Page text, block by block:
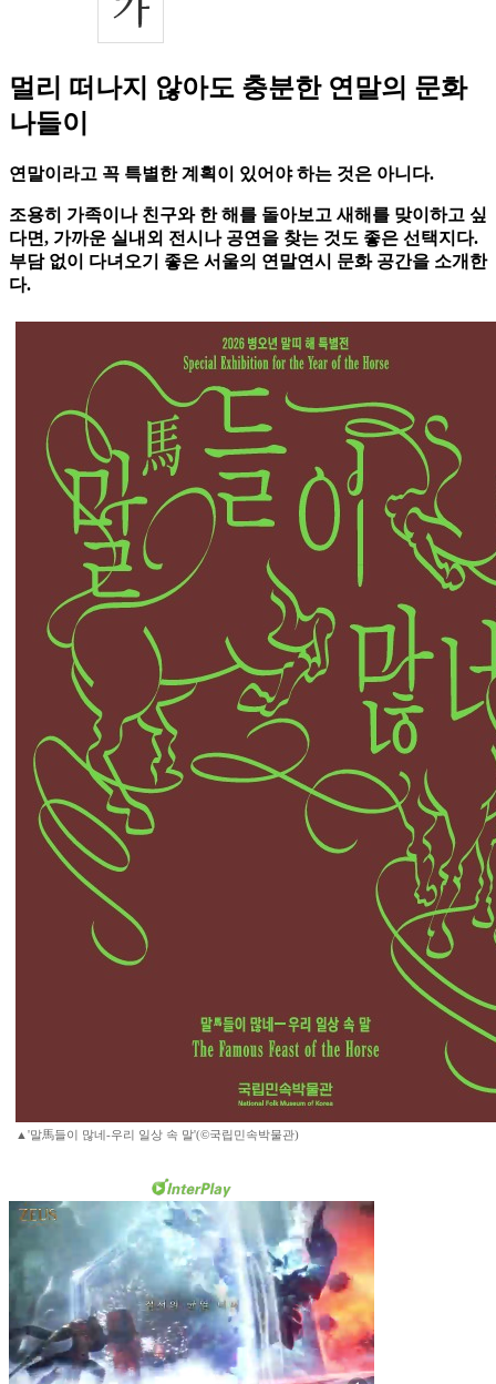
멀리 떠나지 않아도 충분한 연말의 문화
나들이
연말이라고 꼭 특별한 계획이 있어야 하는 것은 아니다.
조용히 가족이나 친구와 한 해를 돌아보고 새해를 맞이하고 싶
다면, 가까운 실내외 전시나 공연을 찾는 것도 좋은 선택지다.
부담 없이 다녀오기 좋은 서울의 연말연시 문화 공간을 소개한
다.
▲'말馬들이 많네-우리 일상 속 말'(©국립민속박물관)